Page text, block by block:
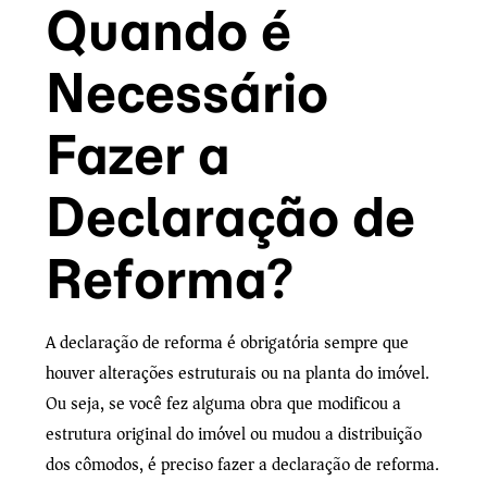
Quando é
Necessário
Fazer a
Declaração de
Reforma?
A declaração de reforma é obrigatória sempre que
houver alterações estruturais ou na planta do imóvel.
Ou seja, se você fez alguma obra que modificou a
estrutura original do imóvel ou mudou a distribuição
dos cômodos, é preciso fazer a declaração de reforma.